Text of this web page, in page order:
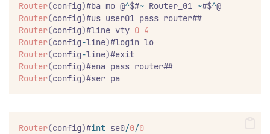
Router(config)#ba mo @^$#~ Router_01 ~#$^@
Router(config)#us user01 pass router##
Router(config)#line vty 0 4
Router(config-line)#login lo
Router(config-line)#exit
Router(config)#ena pass router##
Router(config)#ser pa
Router(config)#int se0/0/0